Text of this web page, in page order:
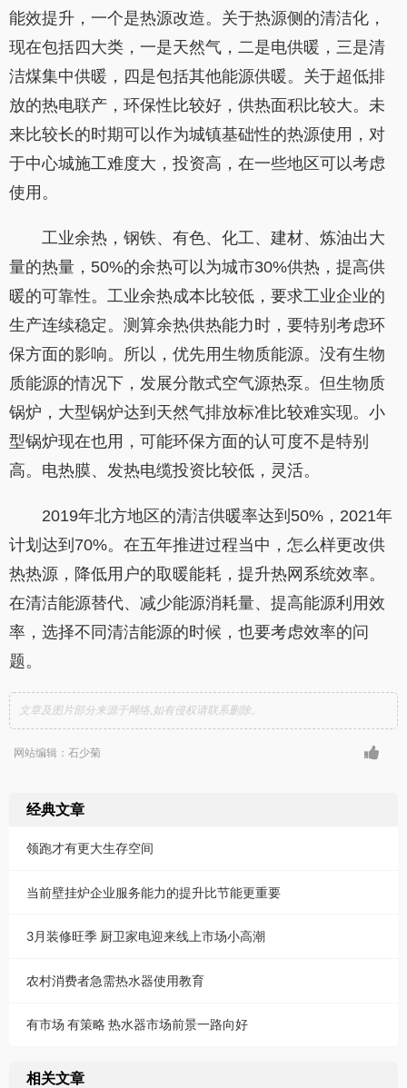
能效提升，一个是热源改造。关于热源侧的清洁化，
现在包括四大类，一是天然气，二是电供暖，三是清
洁煤集中供暖，四是包括其他能源供暖。关于超低排
放的热电联产，环保性比较好，供热面积比较大。未
来比较长的时期可以作为城镇基础性的热源使用，对
于中心城施工难度大，投资高，在一些地区可以考虑
使用。
工业余热，钢铁、有色、化工、建材、炼油出大
量的热量，50%的余热可以为城市30%供热，提高供
暖的可靠性。工业余热成本比较低，要求工业企业的
生产连续稳定。测算余热供热能力时，要特别考虑环
保方面的影响。所以，优先用生物质能源。没有生物
质能源的情况下，发展分散式空气源热泵。但生物质
锅炉，大型锅炉达到天然气排放标准比较难实现。小
型锅炉现在也用，可能环保方面的认可度不是特别
高。电热膜、发热电缆投资比较低，灵活。
2019年北方地区的清洁供暖率达到50%，2021年
计划达到70%。在五年推进过程当中，怎么样更改供
热热源，降低用户的取暖能耗，提升热网系统效率。
在清洁能源替代、减少能源消耗量、提高能源利用效
率，选择不同清洁能源的时候，也要考虑效率的问
题。
文章及图片部分来源于网络,如有侵权请联系删除。
网站编辑：石少菊
经典文章
领跑才有更大生存空间
当前壁挂炉企业服务能力的提升比节能更重要
3月装修旺季 厨卫家电迎来线上市场小高潮
农村消费者急需热水器使用教育
有市场 有策略 热水器市场前景一路向好
相关文章